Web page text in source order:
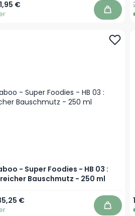
€
Preis
In den
- Super Foodies - HB 03 :
Bauschmutz - 250 ml
€
Preis
In den